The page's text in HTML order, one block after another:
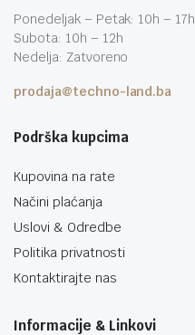
Ponedeljak – Petak: 10h – 17h
Subota: 10h – 12h
Nedelja: Zatvoreno
prodaja@techno-land.ba
Podrška kupcima
Kupovina na rate
Načini plaćanja
Uslovi & Odredbe
Politika privatnosti
Kontaktirajte nas
Informacije & Linkovi